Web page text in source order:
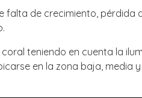
de crecimiento, pérdida
teniendo en cuenta la
en la zona baja, media